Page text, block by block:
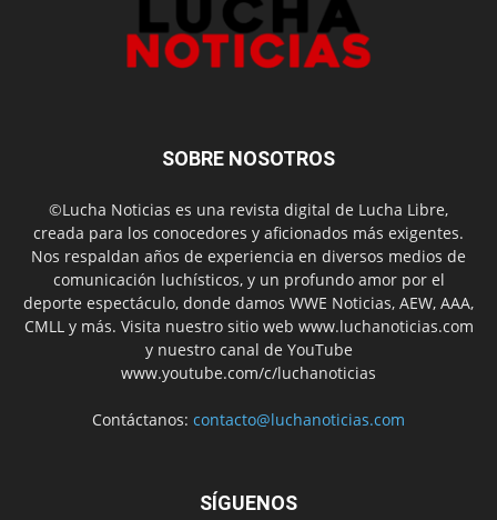
SOBRE NOSOTROS
©Lucha Noticias es una revista digital de Lucha Libre,
creada para los conocedores y aficionados más exigentes.
Nos respaldan años de experiencia en diversos medios de
comunicación luchísticos, y un profundo amor por el
deporte espectáculo, donde damos WWE Noticias, AEW, AAA,
CMLL y más. Visita nuestro sitio web www.luchanoticias.com
y nuestro canal de YouTube
www.youtube.com/c/luchanoticias
Contáctanos: contacto@luchanoticias.com
SÍGUENOS